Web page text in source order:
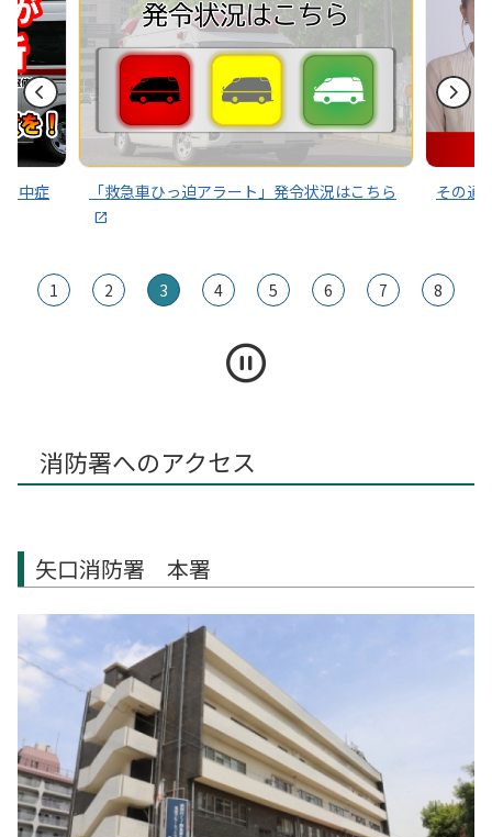
2025年08月22日
８月３０日（土）から９月５日（金）まで、防災週間です。
2025年07月28日
令和７年度 防火防災標語 募集中！
2025年07月17日
ガストーチ火災に注意！ ～矢口消防署管内でも発生してい
中症 「救急車ひっ迫アラート」発令状況はこちら その通
1 2 3 4 5 6 7 8
消防署へのアクセス
矢口消防署 本署